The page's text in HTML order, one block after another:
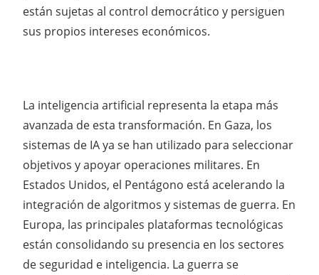
están sujetas al control democrático y persiguen
sus propios intereses económicos.
La inteligencia artificial representa la etapa más
avanzada de esta transformación. En Gaza, los
sistemas de IA ya se han utilizado para seleccionar
objetivos y apoyar operaciones militares. En
Estados Unidos, el Pentágono está acelerando la
integración de algoritmos y sistemas de guerra. En
Europa, las principales plataformas tecnológicas
están consolidando su presencia en los sectores
de seguridad e inteligencia. La guerra se